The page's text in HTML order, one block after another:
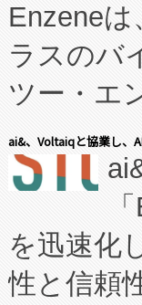
Enzene
ラスのバ
ツー・エ
表しまし
たNeX
従来のフ
に、患者
ai&、Voltaiqと協業し、
を迅速化
性と信頼